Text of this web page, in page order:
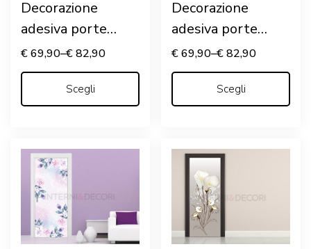
Decorazione
adesiva porte
“SFUMATURE
FLOREALI COLOR
AMBRA”
€69,90–€82,90
Scegli
Decorazione
adesiva porte
“SFUMATURE
FLOREALI”
€69,90–€82,90
Scegli